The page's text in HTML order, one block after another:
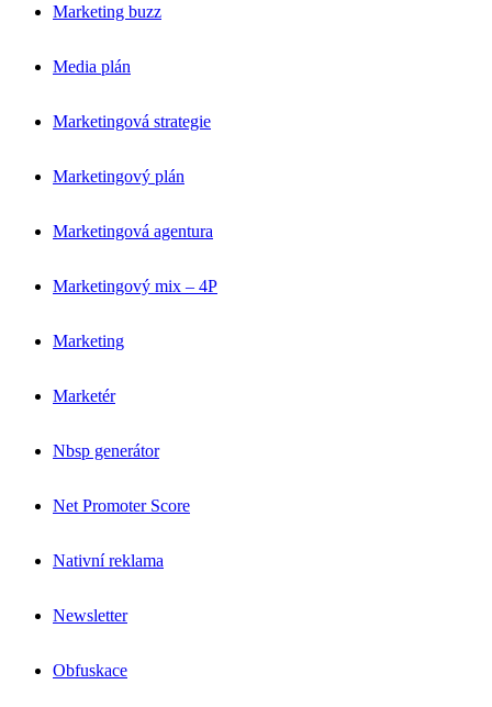
Marketing buzz
Media plán
Marketingová strategie
Marketingový plán
Marketingová agentura
Marketingový mix – 4P
Marketing
Marketér
Nbsp generátor
Net Promoter Score
Nativní reklama
Newsletter
Obfuskace